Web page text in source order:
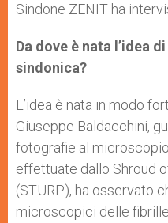
Sindone ZENIT ha
Da dove è nata l’idea
sindonica?
L’idea è nata in modo
Giuseppe Baldacchini,
fotografie al
effettuate dallo Shroud
(STURP), ha osservato
microscopici delle